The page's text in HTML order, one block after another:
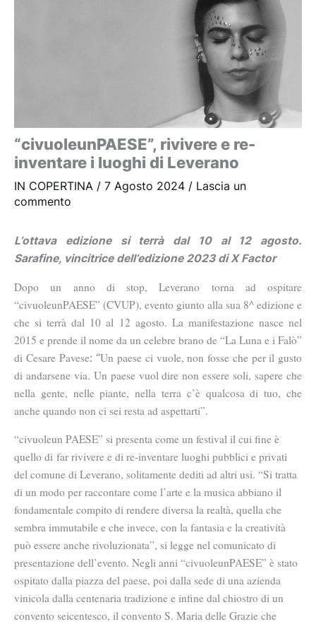
“civuoleunPAESE”, rivivere e re-
inventare i luoghi di Leverano
IN COPERTINA / 7 Agosto 2024 / Lascia un
commento
L’ottava edizione si terrà dal 10 al 12 agosto.
Sarafine, vincitrice dell’edizione 2023 di X Factor
Dopo un anno di stop, Leverano torna ad ospitare
“civuoleunPAESE” (CVUP), evento giunto alla sua 8^ edizione e
che si terrà dal 10 al 12 agosto. La manifestazione nasce nel
2015 e prende il nome da un celebre brano de “La Luna e i Falò”
di Cesare Pavese: “Un paese ci vuole, non fosse che per il gusto
di andarsene via. Un paese vuol dire non essere soli, sapere che
nella gente, nelle piante, nella terra c’è qualcosa di tuo, che
anche quando non ci sei resta ad aspettarti”.
“civuoleun PAESE” si presenta come un festival il cui fine è
quello di far rivivere e di re-inventare luoghi pubblici e privati
del comune di Leverano, solitamente dediti ad altri usi. “Si tratta
di un modo per raccontare come l’arte e la musica abbiano il
fondamentale compito di rendere diversa la realtà, quella che
sembra immutabile e che invece, con la fantasia e la creatività
può essere anche rivoluzionata”, si legge nel comunicato di
presentazione dell’evento. Negli anni “civuoleunPAESE” è stato
ospitato dalla piazza del paese, poi dalla sede di una azienda
vinicola dalla centenaria tradizione e infine dal chiostro di un
convento seicentesco, il convento S. Maria delle Grazie che